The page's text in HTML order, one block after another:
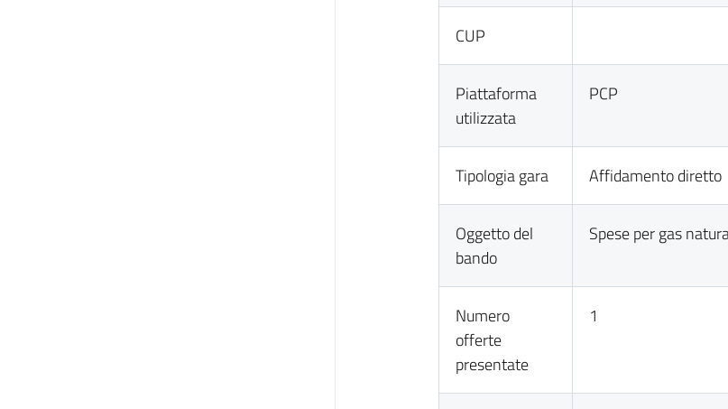
CUP
Piattaforma
utilizzata
PCP
Tipologia gara Affidamento diretto
Oggetto del
bando
Spese per gas
Numero
offerte
presentate
1